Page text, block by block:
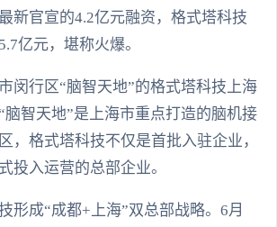
新官宣的4.2亿元融资，格式塔科技
亿元，堪称火爆。
闵行区“脑智天地”的格式塔科技上海
脑智天地”是上海市重点打造的脑机接
，格式塔科技不仅是首批入驻企业，
投入运营的总部企业。
形成“成都+上海”双总部战略。6月